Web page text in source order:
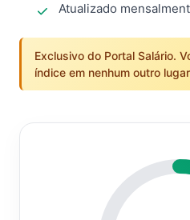
Atualizado
Exclusivo do Portal Salário.
índice em nenhum outro